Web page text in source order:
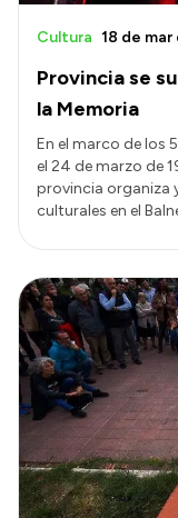
Provincia se
la Memoria
Cultura 18 de
En el marco de los
el 24 de marzo de
provincia organiza
culturales en el